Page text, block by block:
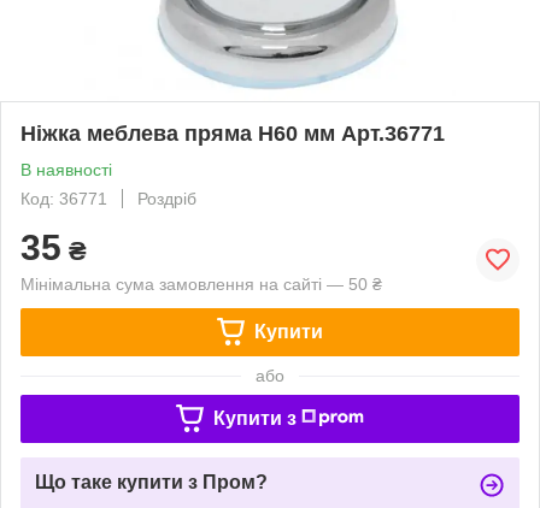
Ніжка меблева пряма Н60 мм Арт.36771
В наявності
Код: 36771
Роздріб
35 ₴
Мінімальна сума замовлення на сайті — 50 ₴
Купити
або
Купити з
Що таке купити з Пром?